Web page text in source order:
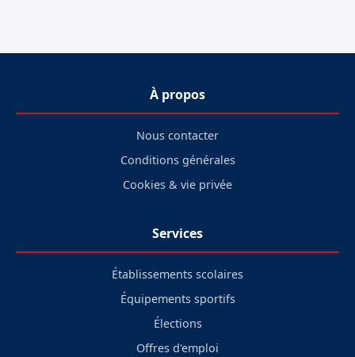
À propos
Nous contacter
Conditions générales
Cookies & vie privée
Services
Établissements scolaires
Équipements sportifs
Élections
Offres d'emploi